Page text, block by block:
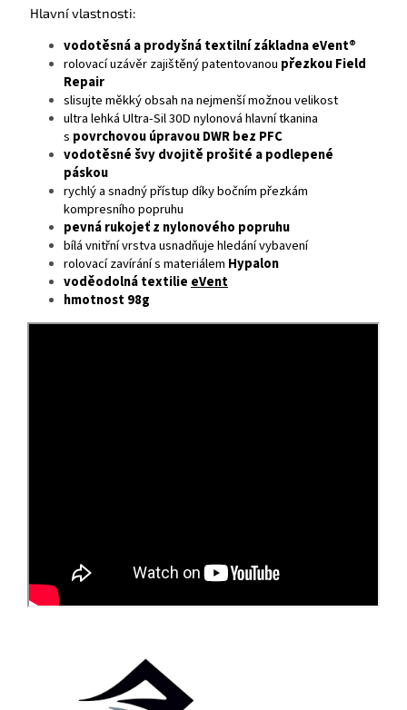
Hlavní vlastnosti:
vodotěsná a prodyšná textilní základna eVent®
rolovací uzávěr zajištěný patentovanou přezkou Field
Repair
slisujte měkký obsah na nejmenší možnou velikost
ultra lehká Ultra-Sil 30D nylonová hlavní tkanina
s povrchovou úpravou DWR bez PFC
vodotěsné švy dvojitě prošité a podlepené
páskou
rychlý a snadný přístup díky bočním přezkám
kompresního popruhu
pevná rukojeť z nylonového popruhu
bílá vnitřní vrstva usnadňuje hledání vybavení
rolovací zavírání s materiálem Hypalon
voděodolná textilie eVent
hmotnost 98g